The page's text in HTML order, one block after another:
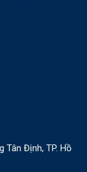
Tân Định, TP. Hồ